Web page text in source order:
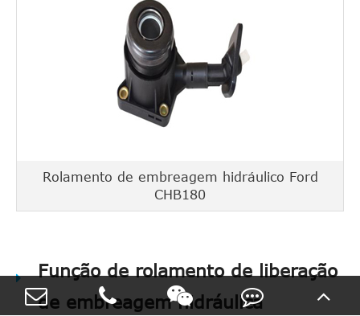
Rolamento de embreagem hidráulico Ford
CHB180
Função de rolamento de liberação
de embreagem hidráulica